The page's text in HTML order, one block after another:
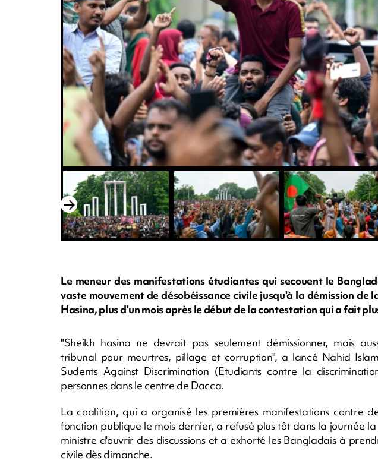
Le meneur des manifestations étudiantes qui secouent le
vaste mouvement de désobéissance civile jusqu'à la démission de
Hasina, plus d'un mois après le début de la contestation qui a fait
"Sheikh hasina ne devrait pas seulement démissionner, mais
tribunal pour meurtres, pillage et corruption", a lancé Nahid
Sudents Against Discrimination (Etudiants contre la
personnes dans le centre de Dacca.
La coalition, qui a organisé les premières manifestations contre
fonction publique le mois dernier, a refusé plus tôt dans la journée
ministre d'ouvrir des discussions et a exhorté les Bangladais à
civile dès dimanche.